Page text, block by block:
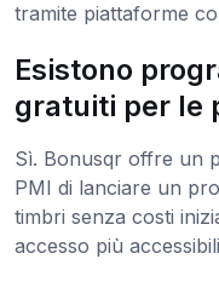
tramite piattaforme
Esistono
gratuiti per le
Sì. Bonusqr offre un
PMI di lanciare un
timbri senza costi
accesso più